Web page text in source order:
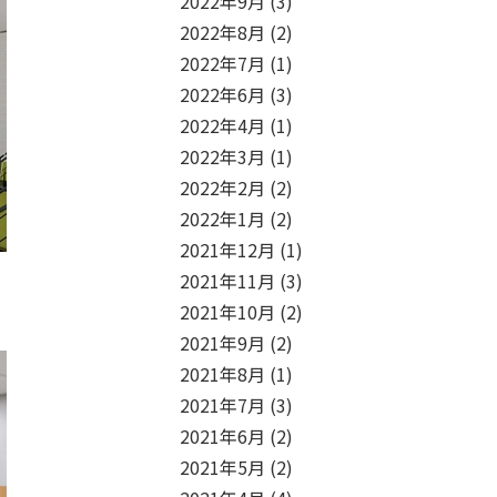
2022年8月 (2)
2022年7月 (1)
2022年6月 (3)
2022年4月 (1)
2022年3月 (1)
2022年2月 (2)
2022年1月 (2)
2021年12月 (1)
2021年11月 (3)
2021年10月 (2)
2021年9月 (2)
2021年8月 (1)
2021年7月 (3)
2021年6月 (2)
2021年5月 (2)